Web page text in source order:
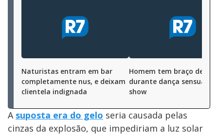
Naturistas entram em bar
completamente nus, e deixam
clientela indignada
Homem tem braço
durante dança sensual
show
A suposta era do gelo seria causada pelas
cinzas da explosão, que impediriam a luz solar